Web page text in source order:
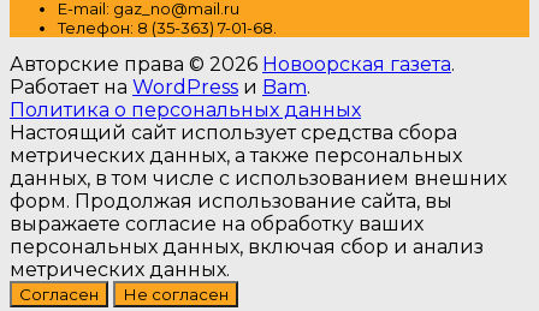
E-mail: gaz_no@mail.ru
Телефон: 8 (35-363) 7-01-68.
Авторские права © 2026 Новоорская газета.
Работает на WordPress и Bam.
Политика о персональных данных
Настоящий сайт использует средства сбора
метрических данных, а также персональных
данных, в том числе с использованием внешних
форм. Продолжая использование сайта, вы
выражаете согласие на обработку ваших
персональных данных, включая сбор и анализ
метрических данных.
Согласен Не согласен